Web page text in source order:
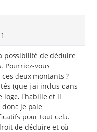
possibilité de déduire
Pourriez-vous
deux montants ?
(que j'ai inclus dans
loge, l'habille et il
je paie
pour tout cela.
de déduire et où